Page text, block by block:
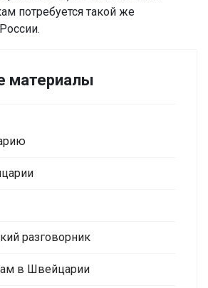
потребуется такой же
материалы
разговорник
в Швейцарии